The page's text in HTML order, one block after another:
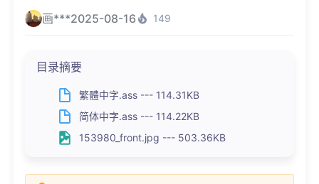
画***2025-08-16 149
目录摘要
繁體中字.ass --- 114.31KB
简体中字.ass --- 114.22KB
153980_front.jpg --- 503.36KB